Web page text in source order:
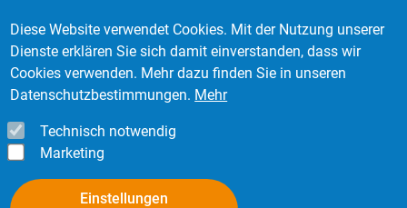
Diese Website verwendet Cookies. Mit der Nutzung unserer
Dienste erklären Sie sich damit einverstanden, dass wir
Cookies verwenden. Mehr dazu finden Sie in unseren
Datenschutzbestimmungen. Mehr
Technisch notwendig
Marketing
Einstellungen
Kontakt Login